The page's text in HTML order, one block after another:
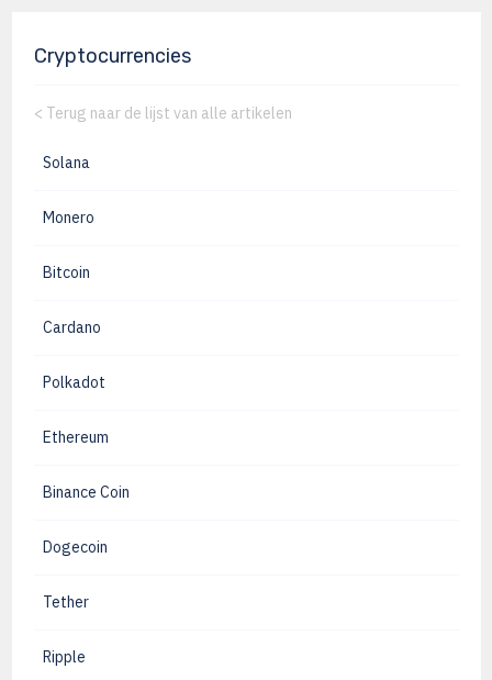
Cryptocurrencies
< Terug naar de lijst van alle artikelen
Solana
Monero
Bitcoin
Cardano
Polkadot
Ethereum
Binance Coin
Dogecoin
Tether
Ripple